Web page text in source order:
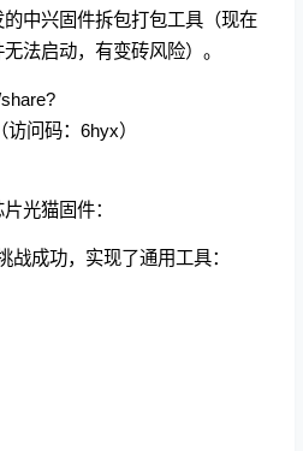
中兴固件拆包打包工具（现在
法启动，有变砖风险）。
问码：6hyx）
光猫固件：
战成功，实现了通用工具：